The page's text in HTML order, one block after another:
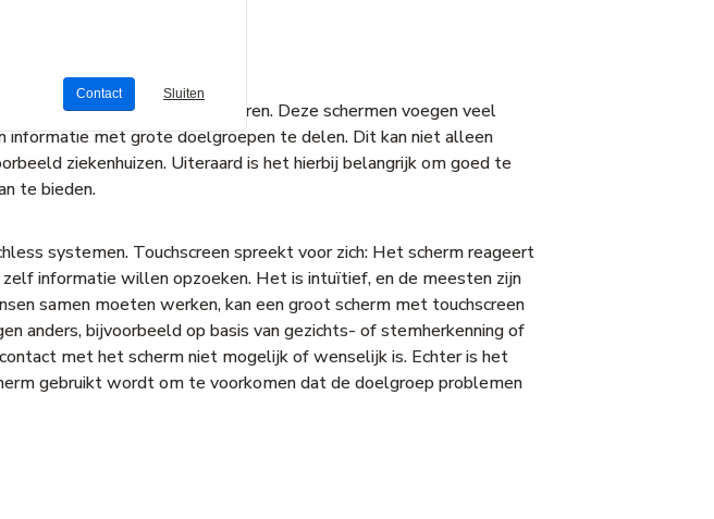
interactief scherm
te installeren. Deze schermen voegen veel
informatie met grote doelgroepen te delen. Dit kan niet alleen
ziekenhuizen. Uiteraard is het hierbij belangrijk om goed te
te bieden.
systemen. Touchscreen spreekt voor zich: Het scherm reageert
informatie willen opzoeken. Het is intuïtief, en de meesten zijn
samen moeten werken, kan een groot scherm met touchscreen
anders, bijvoorbeeld op basis van gezichts- of stemherkenning of
met het scherm niet mogelijk of wenselijk is. Echter is het
gebruikt wordt om te voorkomen dat de doelgroep problemen